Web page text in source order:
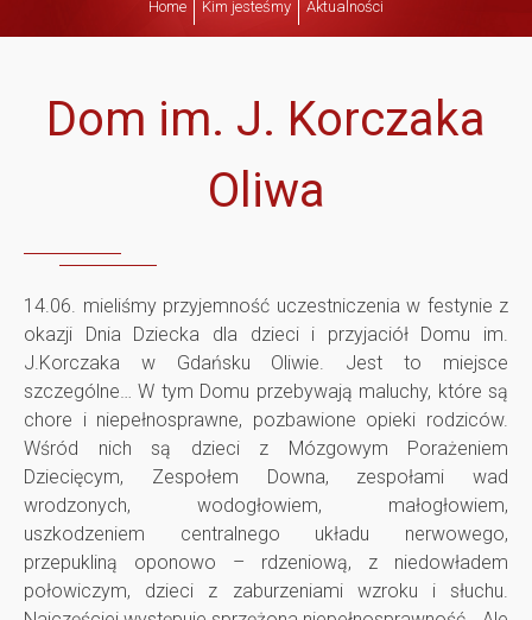
o
m
.
J
.
K
o
Home Kim jesteśmy Aktualności
Dom im. J. Korczaka
Oliwa
14.06. mieliśmy przyjemność uczestniczenia w festynie z
okazji Dnia Dziecka dla dzieci i przyjaciół Domu im.
J.Korczaka w Gdańsku Oliwie. Jest to miejsce
szczególne… W tym Domu przebywają maluchy, które są
chore i niepełnosprawne, pozbawione opieki rodziców.
Wśród nich są dzieci z Mózgowym Porażeniem
Dziecięcym, Zespołem Downa, zespołami wad
wrodzonych, wodogłowiem, małogłowiem,
uszkodzeniem centralnego układu nerwowego,
przepukliną oponowo – rdzeniową, z niedowładem
połowiczym, dzieci z zaburzeniami wzroku i słuchu.